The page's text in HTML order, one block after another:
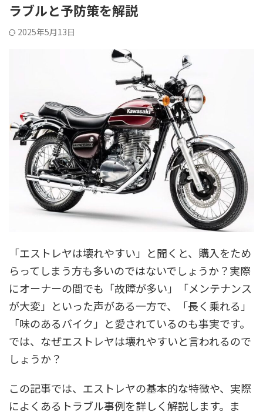
ラブルと予防策を解説
2025年5月13日
「エストレヤは壊れやすい」と聞くと、購入をため
らってしまう方も多いのではないでしょうか？実際
にオーナーの間でも「故障が多い」「メンテナンス
が大変」といった声がある一方で、「長く乗れる」
「味のあるバイク」と愛されているのも事実です。
では、なぜエストレヤは壊れやすいと言われるので
しょうか？
この記事では、エストレヤの基本的な特徴や、実際
によくあるトラブル事例を詳しく解説します。ま